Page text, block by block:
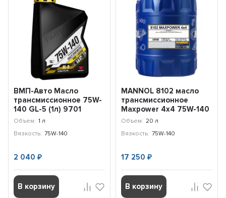
ВМП-Авто Масло
трансмиссионное 75W-
140 GL-5 (1л) 9701
Объем: 1 л
Вязкость: 75W-140
2 040₽
В корзину
MANNOL 8102 масло
трансмиссионное
Maxpower 4x4 75W-140
GL-5 LS (20л) 1497
Объем: 20 л
Вязкость: 75W-140
17 250 ₽
В корзину